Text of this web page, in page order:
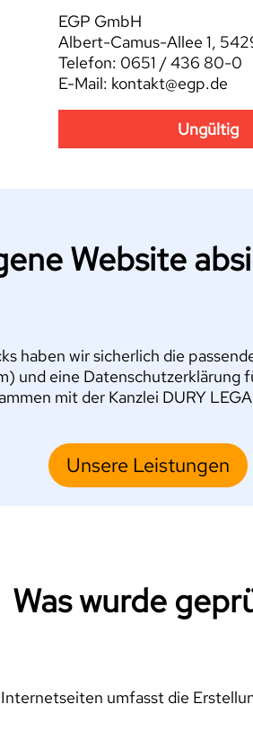
EGP GmbH
Albert-Camus-Allee 1,
Telefon: 0651 / 436 80-0
E-Mail: kontakt@egp.de
Ungültig
Website
haben wir sicherlich die
und eine Datenschutzerklärung
mit der Kanzlei DURY
Unsere Leistungen
Was wurde
umfasst die